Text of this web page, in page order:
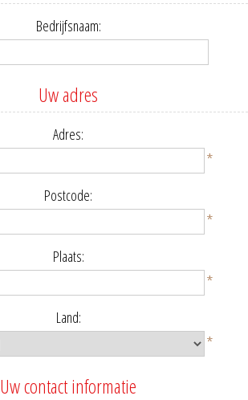
Bedrijfsnaam:
Uw adres
Adres:
*
Postcode:
*
Plaats:
*
Land:
*
Uw contact informatie